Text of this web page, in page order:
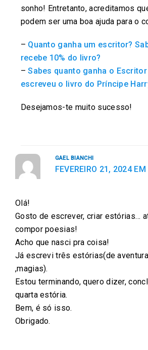
sonho! Entretanto, acreditamos
podem ser uma boa ajuda para o
– Quanto ganha um escritor?
recebe 10% do livro?
–Sabes quanto ganha o
escreveu o livro do Príncipe
Desejamos-te muito sucesso!
GAEL BIANCHI
FEVEREIRO 21, 2024
Olá!
Gosto de escrever, criar estórias…
compor poesias!
Acho que nasci pra coisa!
Já escrevi três estórias(de
,magias).
Estou terminando, quero dizer,
quarta estória.
Bem, é só isso.
Obrigado.